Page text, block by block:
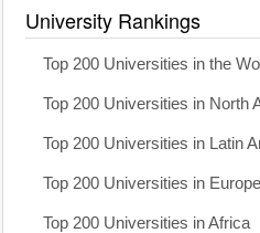
University Rankings
Top 200 Universities in the
Top 200 Universities in North
Top 200 Universities in Latin
Top 200 Universities in Europe
Top 200 Universities in Africa